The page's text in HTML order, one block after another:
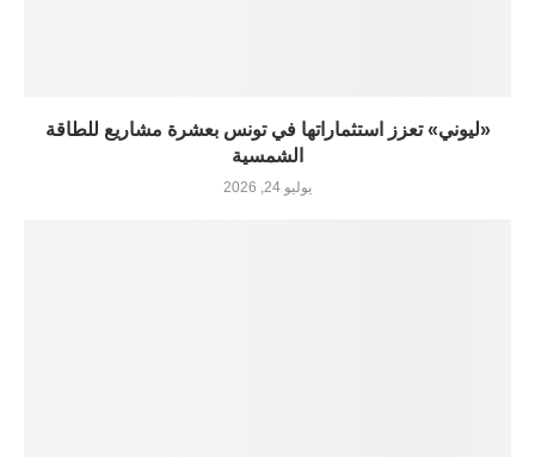
«ليوني» تعزز استثماراتها في تونس بعشرة مشاريع للطاقة
الشمسية
يوليو 24, 2026